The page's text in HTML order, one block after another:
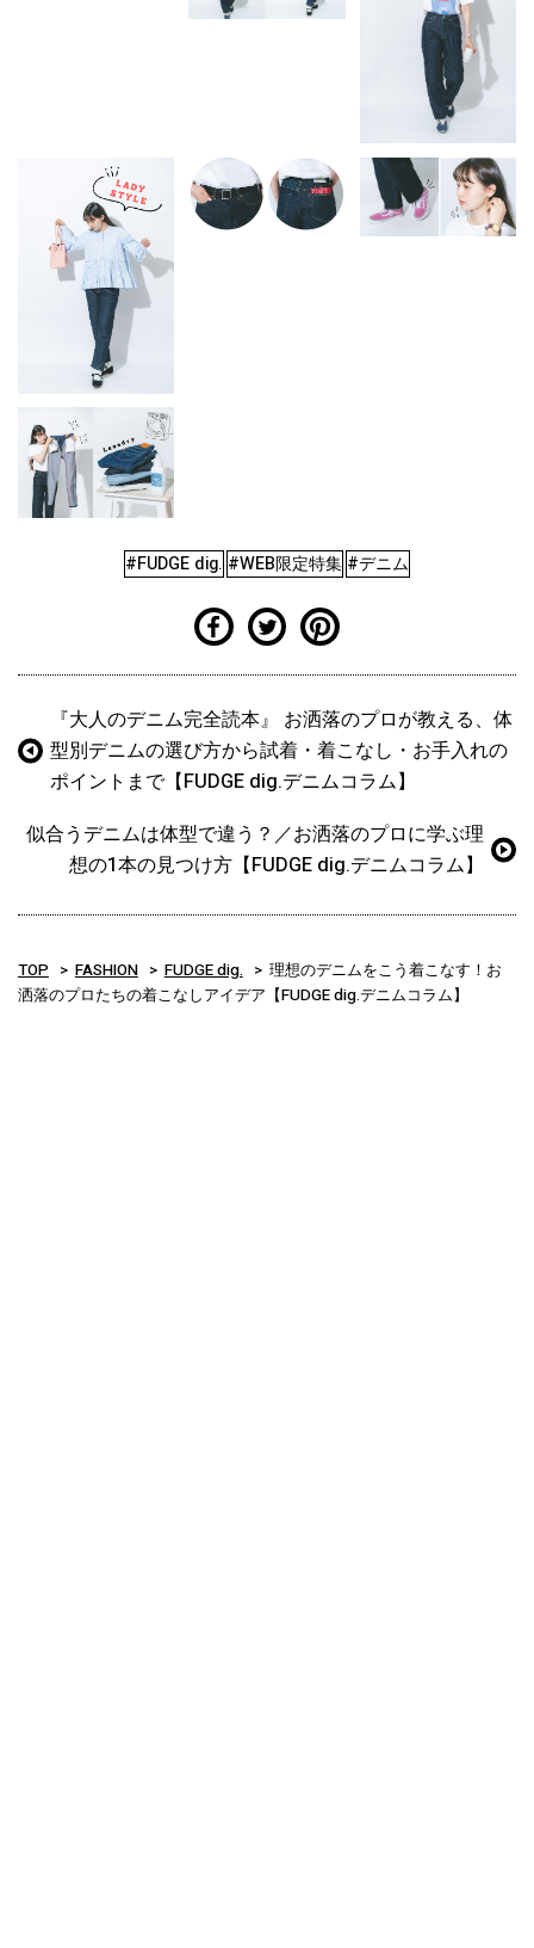
#FUDGE dig. #WEB限定特集 #デニム
『大人のデニム完全読本』 お洒落のプロが教える、体
型別デニムの選び方から試着・着こなし・お手入れの
ポイントまで【FUDGE dig.デニムコラム】
似合うデニムは体型で違う？／お洒落のプロに学ぶ理
想の1本の見つけ方【FUDGE dig.デニムコラム】
TOP FASHION FUDGE dig.
理想のデニムをこう着こなす！お
洒落のプロたちの着こなしアイデア【FUDGE dig.デニムコラム】